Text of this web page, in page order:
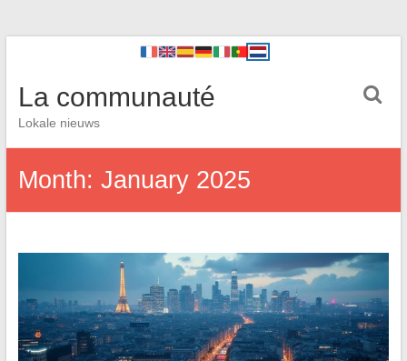
La communauté
Lokale nieuws
Month: January 2025